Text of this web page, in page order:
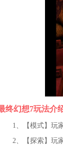
终幻想7玩法介
1、【模式】玩
2、【探索】玩